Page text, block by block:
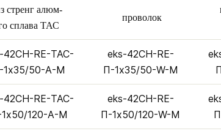
стренг алюм-
сплава ТАС
проволок
42CH-RE-ТАС-
1х35/50-А-M
eks-42CH-RE-
П-1х35/50-W-M
42CH-RE-ТАС-
120-А-M
eks-42CH-RE-
П-1х50/120-W-M